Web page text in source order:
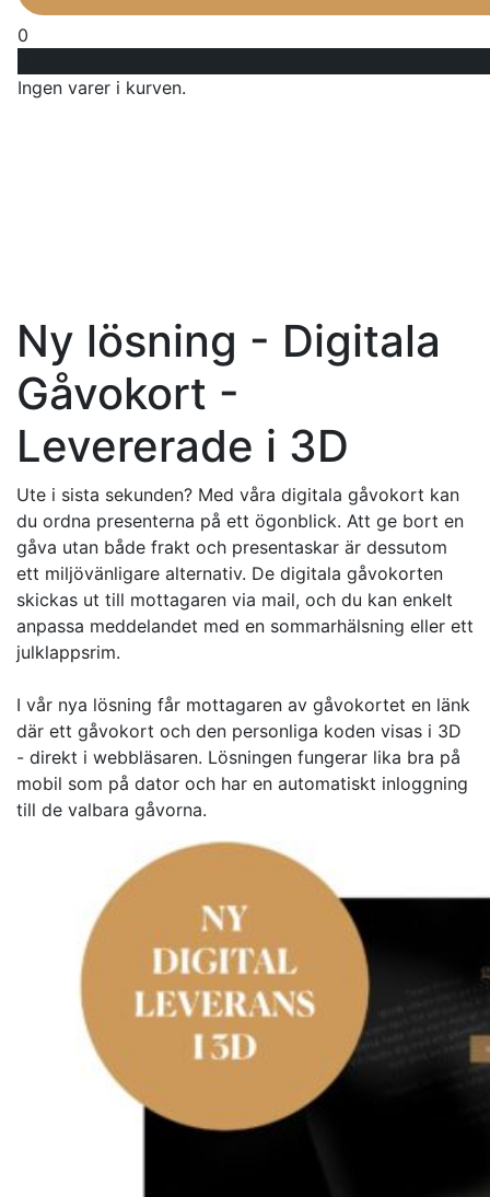
0
Ingen varer i kurven.
Ny lösning - Digitala
Gåvokort -
Levererade i 3D
Ute i sista sekunden? Med våra digitala gåvokort kan
du ordna presenterna på ett ögonblick. Att ge bort en
gåva utan både frakt och presentaskar är dessutom
ett miljövänligare alternativ. De digitala gåvokorten
skickas ut till mottagaren via mail, och du kan enkelt
anpassa meddelandet med en sommarhälsning eller ett
julklappsrim.
I vår nya lösning får mottagaren av gåvokortet en länk
där ett gåvokort och den personliga koden visas i 3D
- direkt i webbläsaren. Lösningen fungerar lika bra på
mobil som på dator och har en automatiskt inloggning
till de valbara gåvorna.